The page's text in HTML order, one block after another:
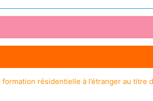
résidentielle à l’étranger au titre